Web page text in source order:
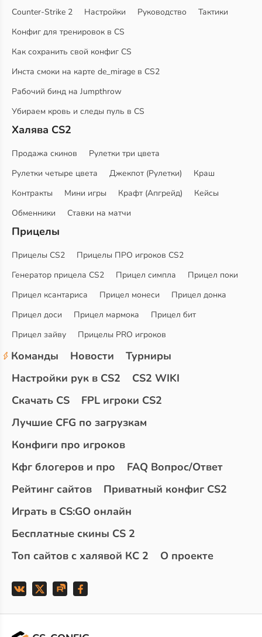
Counter-Strike 2 Настройки Руководство
Тактики
Конфиг для тренировок в CS
Как сохранить свой конфиг CS
Инста смоки на карте de_mirage в CS2
Рабочий бинд на Jumpthrow
Убираем кровь и следы пуль в CS
Халява CS2
Продажа скинов
Рулетки три цвета
Рулетки четыре цвета
Джекпот (Рулетки)
Краш
Контракты
Мини игры Крафт (Апгрейд)
Кейсы
Обменники
Ставки на матчи
Прицелы
Прицелы CS2
Прицелы ПРО игроков CS2
Генератор прицела CS2
Прицел симпла
Прицел поки
Прицел ксантариса
Прицел монеси
Прицел донка
Прицел доси
Прицел мармока
Прицел бит
Прицел зайву
Прицелы PRO игроков
Команды Новости
Турниры
Настройки рук в CS2
CS2 WIKI
Скачать CS
FPL игроки CS2
Лучшие CFG по загрузкам
Конфиги про игроков
Кфг блогеров и про
FAQ Вопрос/Ответ
Рейтинг сайтов
Приватный конфиг CS2
Играть в CS:GO онлайн
Бесплатные скины CS 2
Топ сайтов с халявой КС 2
О проекте